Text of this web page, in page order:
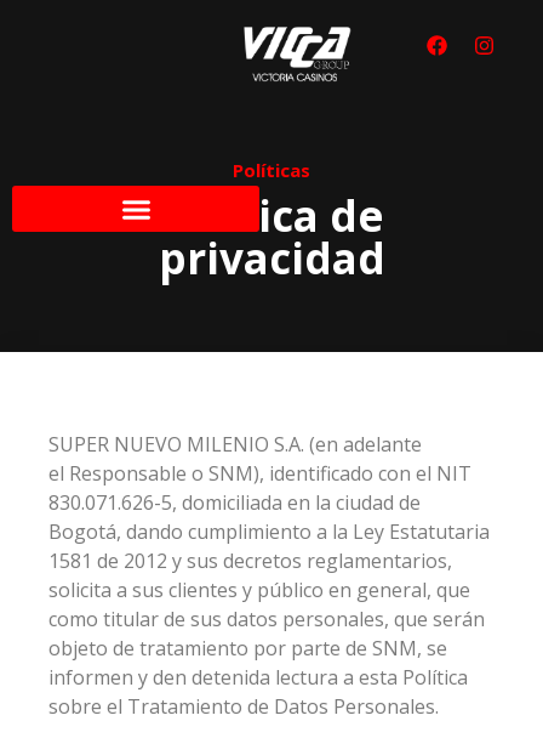
Políticas
Política de
privacidad
SUPER NUEVO MILENIO S.A. (en adelante
el Responsable o SNM), identificado con el NIT
830.071.626-5, domiciliada en la ciudad de
Bogotá, dando cumplimiento a la Ley Estatutaria
1581 de 2012 y sus decretos reglamentarios,
solicita a sus clientes y público en general, que
como titular de sus datos personales, que serán
objeto de tratamiento por parte de SNM, se
informen y den detenida lectura a esta Política
sobre el Tratamiento de Datos Personales.